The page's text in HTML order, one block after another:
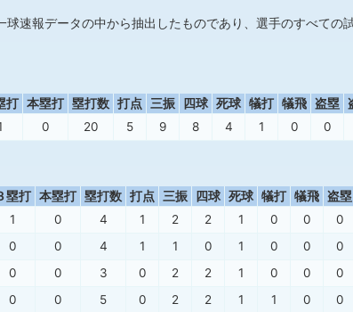
速報データの中から抽出したものであり、選手のすべての
打 本塁打 塁打数 打点 三振 四球 死球 犠打 犠飛 盗塁
0 20 5 9 8 4 1 0 0
塁打 本塁打 塁打数 打点 三振 四球 死球 犠打 犠飛 盗塁
1 0 4 1 2 2 1 0 0 0
0 0 4 1 1 0 1 0 0 0
0 0 3 0 2 2 1 0 0 0
0 0 5 0 2 2 1 1 0 0